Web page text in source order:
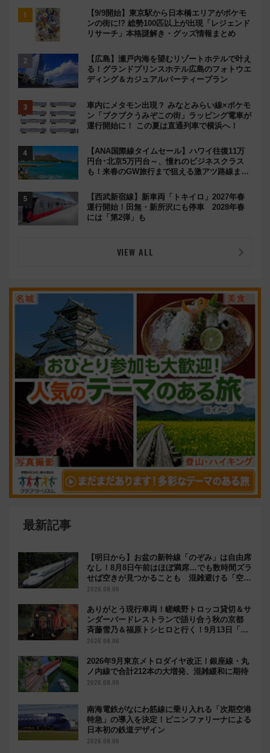
【9/9開始】東京駅から日本橋エリアがポケモ
ンの街に!? 総勢100匹以上が出現「レジェンド
リサーチ」本格謎解き・グッズ情報まとめ
【広島】瀬戸内海を望むリゾートホテルで叶え
る！グランドプリンスホテル広島のフォトウエ
ディング＆カジュアルパーティープラン
車内にメタモン出現？ みなとみらい線×ポケモ
ン「ブクブクうみぞこの街」ラッピング電車が
運行開始に！ この夏は直通列車で横浜へ！
【ANA国際線タイムセール】ハワイ往復11万
円台･北京5万円台～、憧れのビジネスクラス
も！来春のGW旅行まで狙える激アツ路線まと
【西武新宿線】新車両「トキイロ」2027年春
運行開始！田無・新所沢にも停車 2028年春
には「第2弾」も
VIEW ALL
最新記事
【明日から】お盆の新幹線「のぞみ」は自由席
なし！8月8日午前はほぼ満席…でも数時間ズラ
せば空きが見つかることも 混雑避ける「空
席」探しのコツ
2026.08.06
ありがとう現行車両！嵯峨野トロッコ貸切＆サ
ンダーバードレストランで語り合う秋の京都
斉藤雪乃＆福原トシヒロと行く！9月13日「京
都の鉄道満喫ツアー」開催
2026.08.06
2026年9月東京メトロダイヤ改正！銀座線・丸
ノ内線で合計212本の大増発、混雑緩和に期待
2026.08.06
南海電鉄がなにわ筋線に乗り入れる「次期空港
特急」の導入を決定！ピニンファリーナによる
日本初の鉄道デザイン
2026.08.06